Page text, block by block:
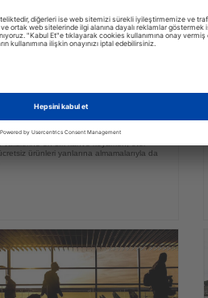
İsveçli turistler tatilde en
ayrıntılara önem veriyor?
ürünleri yanlarına almamalarıyla da